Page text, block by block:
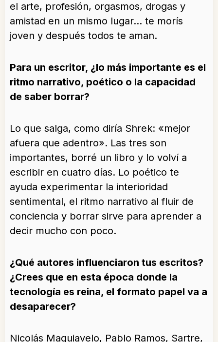
el arte, profesión, orgasmos, drogas y
amistad en un mismo lugar… te morís
joven y después todos te aman.
Para un escritor, ¿lo más importante es el
ritmo narrativo, poético o la capacidad
de saber borrar?
Lo que salga, como diría Shrek: «mejor
afuera que adentro». Las tres son
importantes, borré un libro y lo volví a
escribir en cuatro días. Lo poético te
ayuda experimentar la interioridad
sentimental, el ritmo narrativo al fluir de
conciencia y borrar sirve para aprender a
decir mucho con poco.
¿Qué autores influenciaron tus escritos?
¿Crees que en esta época donde la
tecnología es reina, el formato papel va a
desaparecer?
Nicolás Maquiavelo, Pablo Ramos, Sartre,